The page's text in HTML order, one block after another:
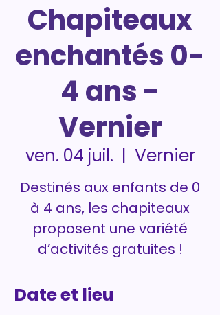
Chapiteaux
enchantés 0-
4 ans -
Vernier
ven. 04 juil.
  |
Vernier
Destinés aux enfants de 0
à 4 ans, les chapiteaux
proposent une variété
d’activités gratuites !
Date et lieu